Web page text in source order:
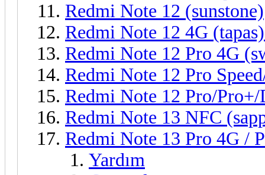
Redmi Note 12 (sunstone)
Redmi Note 12 4G
Redmi Note 12 Pro 4G
Redmi Note 12 Pro
Redmi Note 12 Pro/
Redmi Note 13 NFC
Redmi Note 13 Pro 4G /
Yardım